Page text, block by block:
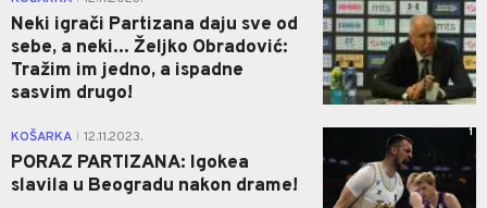
Neki igrači Partizana daju sve od
sebe, a neki... Željko Obradović:
Tražim im jedno, a ispadne
sasvim drugo!
KOŠARKA 12.11.2023.
PORAZ PARTIZANA: Igokea
slavila u Beogradu nakon drame!
1